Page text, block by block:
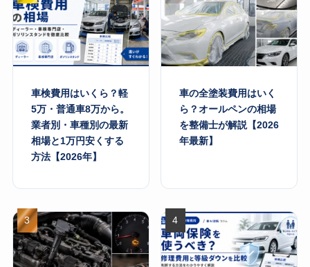
車検費用はいくら？軽
5万・普通車8万から。
業者別・車種別の最新
相場と1万円安くする
方法【2026年】
車の全塗装費用はいく
ら？オールペンの相場
を整備士が解説【2026
年最新】